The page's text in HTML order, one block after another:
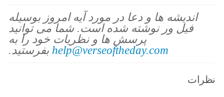
اندیشه ها و دعا در مورد آیه امروز بوسیله
فیل ور نوشته شده است. شما می توانید
پرسش ها و نظریات خود را به
help@verseoftheday.com بفرستید.
نظرات